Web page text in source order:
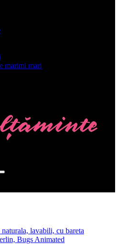
marimi mari
lavabili, cu bareta
Bugs Animated